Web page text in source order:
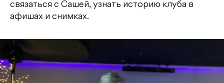
связаться с Сашей, узнать историю клуба в
афишах и снимках.